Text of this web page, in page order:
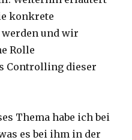
konkrete
und wir
Rolle
Controlling dieser
Thema habe ich bei
es bei ihm in der